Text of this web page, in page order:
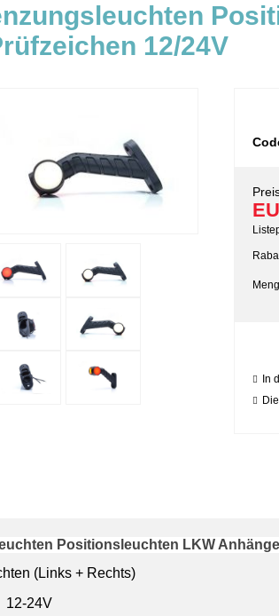
12/24V
In
Positionsleuchten LKW
(Links + Rechts)
12-24V